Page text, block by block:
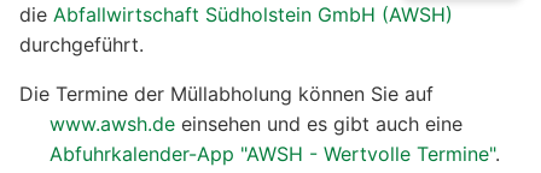
die Abfallwirtschaft Südholstein GmbH (AWSH)
durchgeführt.
Die Termine der Müllabholung können Sie auf
www.awsh.de einsehen und es gibt auch eine
Abfuhrkalender-App "AWSH - Wertvolle Termine".